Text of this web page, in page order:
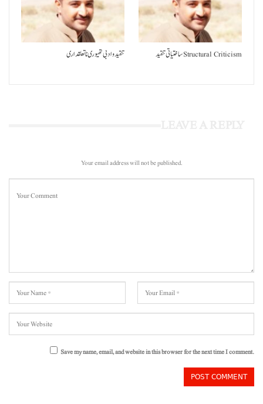
تنقید و ادبی تھیوری نا تعلقداری ساختیاتی تنقید Structural Criticism
Your email address will not be published.
Save my name, email, and website in this browser for the next time I comment.